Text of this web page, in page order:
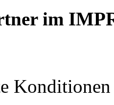
im